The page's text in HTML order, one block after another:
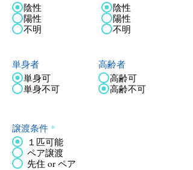
陰性
陽性
不明
陰性
陽性
不明
単身者
単身可
単身不可
高齢者
高齢可
高齢不可
譲渡条件 *
１匹可能
ペア譲渡
先住 or ペア